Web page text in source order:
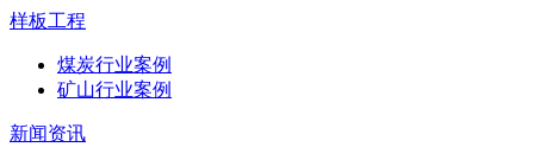
样板工程
煤炭行业案例
矿山行业案例
新闻资讯